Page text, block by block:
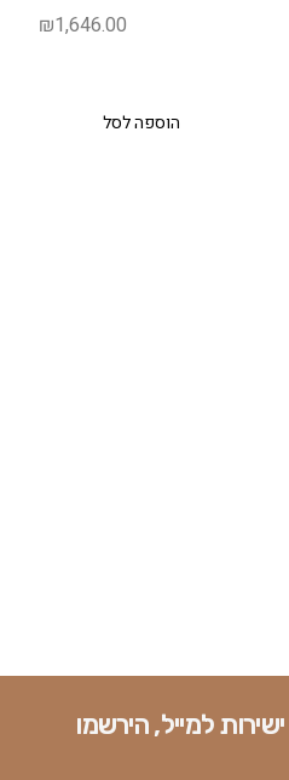
₪1,646.00
הוספה לסל
למייל, הירשמו